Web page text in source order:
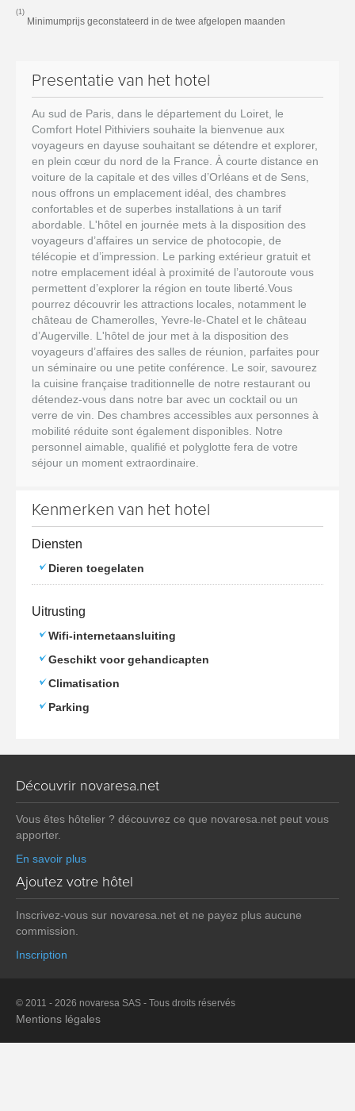
(1)
Minimumprijs geconstateerd in de twee afgelopen maanden
Presentatie van het hotel
Au sud de Paris, dans le département du Loiret, le
Comfort Hotel Pithiviers souhaite la bienvenue aux
voyageurs en dayuse souhaitant se détendre et explorer,
en plein cœur du nord de la France. À courte distance en
voiture de la capitale et des villes d’Orléans et de Sens,
nous offrons un emplacement idéal, des chambres
confortables et de superbes installations à un tarif
abordable. L'hôtel en journée mets à la disposition des
voyageurs d’affaires un service de photocopie, de
télécopie et d’impression. Le parking extérieur gratuit et
notre emplacement idéal à proximité de l’autoroute vous
permettent d’explorer la région en toute liberté.Vous
pourrez découvrir les attractions locales, notamment le
château de Chamerolles, Yevre-le-Chatel et le château
d’Augerville. L'hôtel de jour met à la disposition des
voyageurs d’affaires des salles de réunion, parfaites pour
un séminaire ou une petite conférence. Le soir, savourez
la cuisine française traditionnelle de notre restaurant ou
détendez-vous dans notre bar avec un cocktail ou un
verre de vin. Des chambres accessibles aux personnes à
mobilité réduite sont également disponibles. Notre
personnel aimable, qualifié et polyglotte fera de votre
séjour un moment extraordinaire.
Kenmerken van het hotel
Diensten
Dieren toegelaten
Uitrusting
Wifi-internetaansluiting
Geschikt voor gehandicapten
Climatisation
Parking
Découvrir novaresa.net
Vous êtes hôtelier ? découvrez ce que novaresa.net peut vous
apporter.
En savoir plus
Ajoutez votre hôtel
Inscrivez-vous sur novaresa.net et ne payez plus aucune
commission.
Inscription
© 2011 - 2026 novaresa SAS - Tous droits réservés
Mentions légales